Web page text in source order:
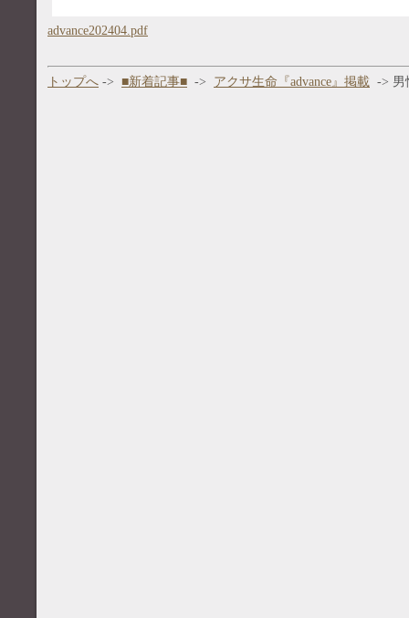
advance202404.pdf
トップへ -> ■新着記事■ -> アクサ生命『advance』掲載 -> 男